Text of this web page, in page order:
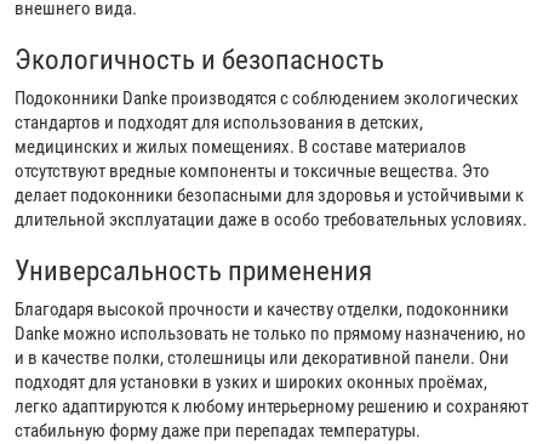
внешнего вида.
Экологичность и безопасность
Подоконники Danke производятся с соблюдением экологических
стандартов и подходят для использования в детских,
медицинских и жилых помещениях. В составе материалов
отсутствуют вредные компоненты и токсичные вещества. Это
делает подоконники безопасными для здоровья и устойчивыми к
длительной эксплуатации даже в особо требовательных условиях.
Универсальность применения
Благодаря высокой прочности и качеству отделки, подоконники
Danke можно использовать не только по прямому назначению, но
и в качестве полки, столешницы или декоративной панели. Они
подходят для установки в узких и широких оконных проёмах,
легко адаптируются к любому интерьерному решению и сохраняют
стабильную форму даже при перепадах температуры.